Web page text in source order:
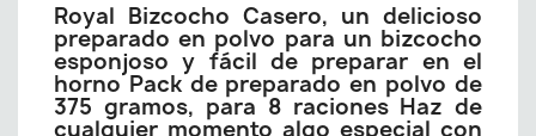
Royal Bizcocho Casero, un delicioso
preparado en polvo para un bizcocho
esponjoso y fácil de preparar en el
horno Pack de preparado en polvo de
375 gramos, para 8 raciones Haz de
cualquier momento algo especial con